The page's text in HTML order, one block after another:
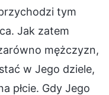
tym
Jak zatem
mężczyzn,
w Jego dziele,
płcie. Gdy Jego